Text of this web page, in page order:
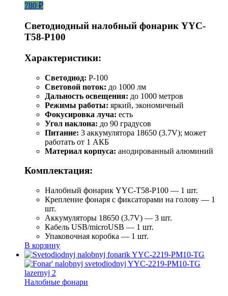
780 ₽
Светодиодный налобный фонарик YYC-
T58-P100
Характеристики:
Светодиод: P-100
Световой поток: до 1000 лм
Дальность освещения: до 1000 метров
Режимы работы: яркий, экономичный
Фокусировка луча: есть
Угол наклона: до 90 градусов
Питание: 3 аккумулятора 18650 (3.7V); может
работать от 1 АКБ
Материал корпуса: анодированный алюминий
Комплектация:
Налобный фонарик YYC-T58-P100 — 1 шт.
Крепление фонаря с фиксаторами на голову — 1
шт.
Аккумуляторы 18650 (3.7V) — 3 шт.
Кабель USB/microUSB — 1 шт.
Упаковочная коробка — 1 шт.
В корзину
Налобные фонари